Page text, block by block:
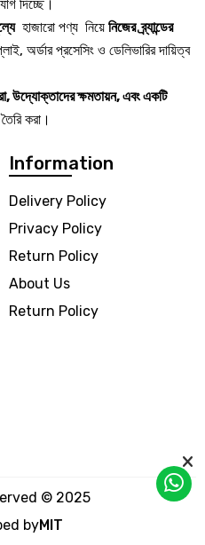
দিচ্ছে।
হাজারো পণ্য নিয়ে নিজের ব্র্যান্ডের
অর্ডার প্রসেসিং ও ডেলিভারির দায়িত্ব
উদ্যোক্তাদের ক্ষমতায়ন, এবং একটি
তৈরি করা।
Information
Delivery Policy
Privacy Policy
Return Policy
About Us
Return Policy
© 2025
byMIT